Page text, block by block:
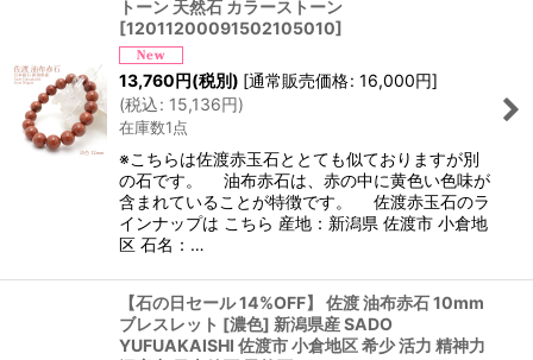
トーン 天然石 カラーストーン
[12011200091502105010]
13,760円(税別) [通常販売価格: 16,000円]
(税込: 15,136円)
在庫数1点
※こちらは佐渡赤玉石ととても似ておりますが別
の石です。 油布赤石は、赤の中に黄色い色味が
含まれていることが特徴です。 佐渡赤玉石のラ
インナップは こちら 産地：新潟県 佐渡市 小倉地
区 石名：…
【石の日セール 14%OFF】 佐渡 油布赤石 10mm
ブレスレット [濃色] 新潟県産 SADO
YUFUAKAISHI 佐渡市 小倉地区 希少 活力 精神力